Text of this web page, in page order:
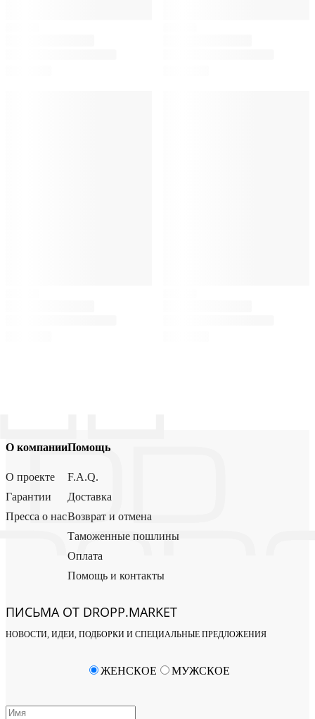
О компании
О проекте
Гарантии
Пресса о нас
Помощь
F.A.Q.
Доставка
Возврат и отмена
Таможенные пошлины
Оплата
Помощь и контакты
ПИСЬМА ОТ DROPP.MARKET
НОВОСТИ, ИДЕИ, ПОДБОРКИ И СПЕЦИАЛЬНЫЕ ПРЕДЛОЖЕНИЯ
ЖЕНСКОЕ МУЖСКОЕ